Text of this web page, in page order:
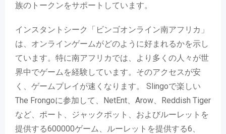
族のトークンをサポートしています。
インスタントシーク「ビンゴオンライン南アフリカ」
は、オンラインゲームがどのように好まれるかを示し
ています。特に南アフリカでは、より多くの人々が世
界中でゲームを経験しています。そのアクセスが安
く、ゲームプレイが速くなります。 Slingoで楽しい
The Frongoに参加して、NetEnt、Arow、Reddish Tiger
など、ポート、ジャックポット、およびルーレットを
提供する600000ゲーム、ルーレットを提供する6、